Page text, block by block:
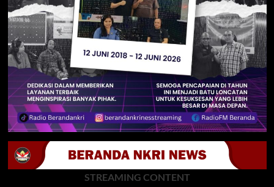
STREAMING CONTENT